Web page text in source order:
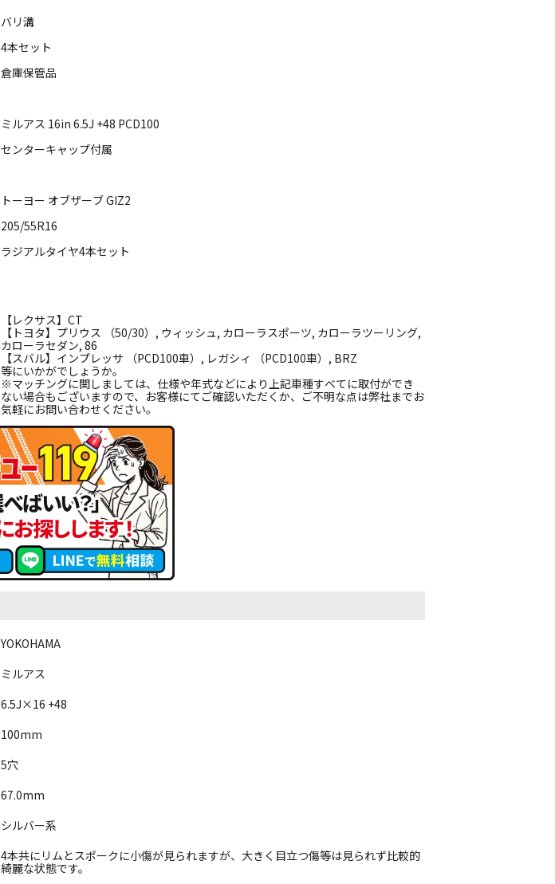
バリ溝
4本セット
倉庫保管品
ミルアス 16in 6.5J +48 PCD100
センターキャップ付属
トーヨー オブザーブ GIZ2
205/55R16
ラジアルタイヤ4本セット
【レクサス】CT
【トヨタ】プリウス （50/30）, ウィッシュ, カローラスポーツ, カローラツーリング,
カローラセダン, 86
【スバル】インプレッサ （PCD100車）, レガシィ （PCD100車）, BRZ
等にいかがでしょうか。
※マッチングに関しましては、仕様や年式などにより上記車種すべてに取付ができ
ない場合もございますので、お客様にてご確認いただくか、ご不明な点は弊社までお
気軽にお問い合わせください。
YOKOHAMA
ミルアス
6.5J×16 +48
100mm
5穴
67.0mm
シルバー系
4本共にリムとスポークに小傷が見られますが、大きく目立つ傷等は見られず比較的
綺麗な状態です。